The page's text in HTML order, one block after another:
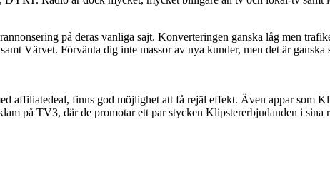
på deras vanliga sajt. Konverteringen ganska låg men
Värvet. Förvänta dig inte massor av nya kunder, men det är
affiliatedeal, finns god möjlighet att få rejäl effekt. Även appar som
på TV3, där de promotar ett par stycken Klipstererbjudanden i sina